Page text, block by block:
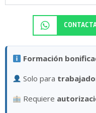
Formación
Solo para
Requiere